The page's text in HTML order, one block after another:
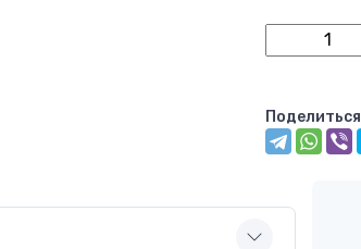
Поделиться